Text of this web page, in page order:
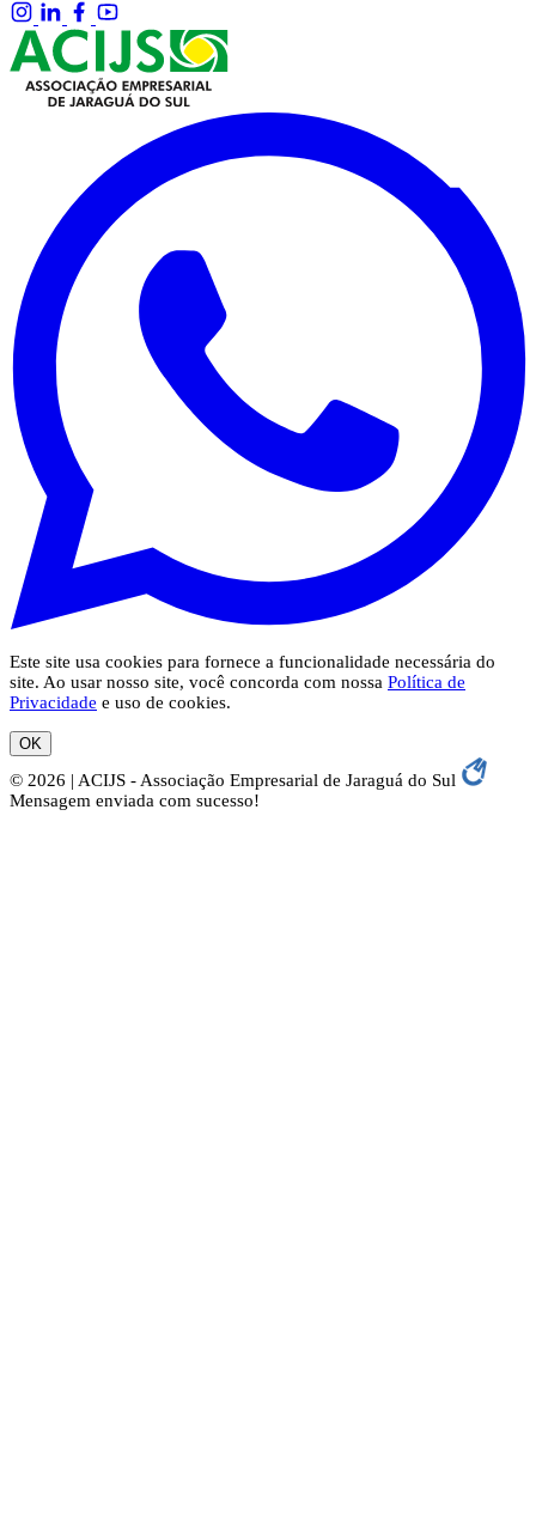
Este site usa cookies para fornece a funcionalidade necessária do
site. Ao usar nosso site, você concorda com nossa Política de
Privacidade e uso de cookies.
OK
© 2026 | ACIJS - Associação Empresarial de Jaraguá do Sul
Mensagem enviada com sucesso!